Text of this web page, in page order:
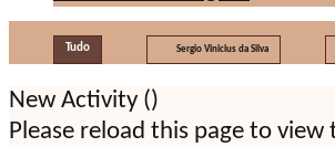
Tudo Sergio Vinicius da Silva
New Activity ()
Please reload this page to